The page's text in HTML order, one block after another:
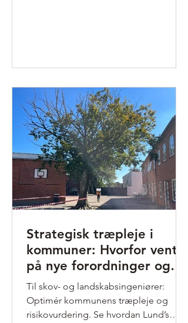
Strategisk træpleje i
kommuner: Hvorfor vente
på nye forordninger og
VAT19-opdateringer?
Til skov- og landskabsingeniører:
Optimér kommunens træpleje og
risikovurdering. Se hvordan Lund’s